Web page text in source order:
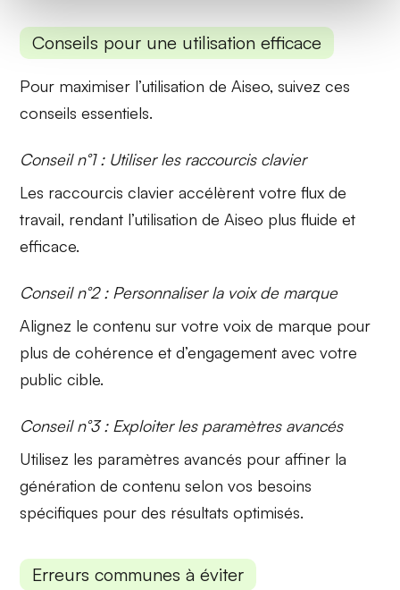
Conseils pour une utilisation efficace
Pour maximiser l’utilisation de Aiseo, suivez ces
conseils essentiels.
Conseil n°1 : Utiliser les raccourcis clavier
Les raccourcis clavier accélèrent votre flux de
travail, rendant l’utilisation de Aiseo plus fluide et
efficace.
Conseil n°2 : Personnaliser la voix de marque
Alignez le contenu sur votrevoix de marque pour
plus de cohérence et d’engagement avec votre
public cible.
Conseil n°3 : Exploiter les paramètres avancés
Utilisez les paramètres avancés pour affiner la
génération de contenu selon vos besoins
spécifiques pour des résultats optimisés.
Erreurs communes à éviter